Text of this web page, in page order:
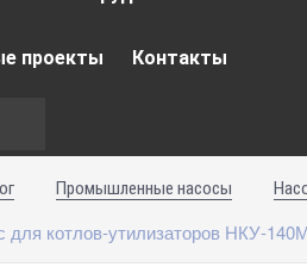
проекты Контакты
Промышленные насосы
для котлов-утилизаторов НКУ-